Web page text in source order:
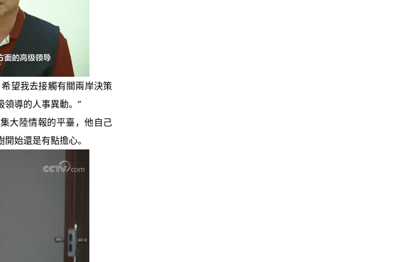
望我去接觸有關兩岸決策
導的人事異動。”
大陸情報的平臺，他自己
始還是有點擔心。